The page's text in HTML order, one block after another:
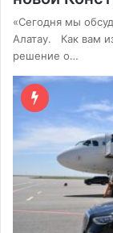
«Сегодня мы
Алатау. Как вам
решение о…